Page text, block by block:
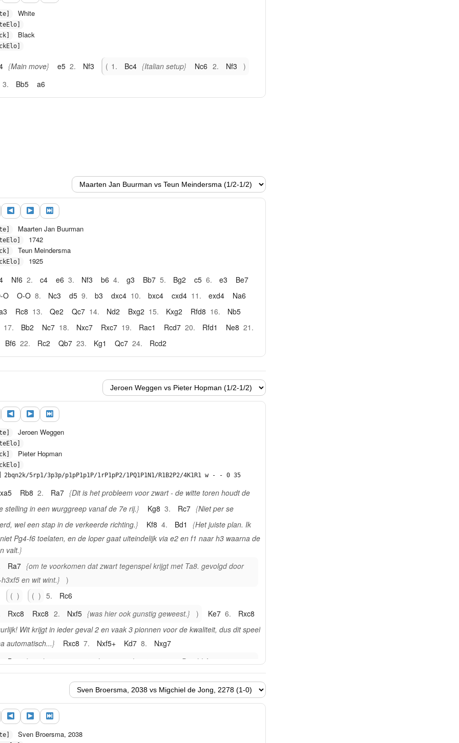
White
Black
Main move e5 2. Nf3 1. Bc4 Italian setup Nc6 2.
Nf3
3. Bb5 a6
Maarten Jan Buurman
1742
Teun Meindersma
1925
Nf6 2. c4 e6 3. Nf3 b6 4. g3 Bb7 5. Bg2 c5 6. e3
Be7
O O-O 8. Nc3 d5 9. b3 dxc4 10. bxc4 cxd4 11. exd4
Na6
Rc8 13. Qe2 Qc7 14. Nd2 Bxg2 15. Kxg2 Rfd8 16.
Nb5
17. Bb2 Nc7 18. Nxc7 Rxc7 19. Rac1 Rcd7 20. Rfd1 Ne8 21.
Bf6 22. Rc2 Qb7 23. Kg1 Qc7 24. Rcd2
Jeroen Weggen
Pieter Hopman
2bqn2k/5rp1/3p3p/p1pP1p1P/1rP1pP2/1PQ1P1N1/R1B2P2/4K1R1 w - - 0 35
Rb8 2. Ra7
Dit is het probleem voor zwart - de witte toren houdt de
stelling in een wurggreep vanaf de 7e rij.
Kg8 3. Rc7
Niet per se
wel een stap in de verkeerde richting.
Kf8 4. Bd1
Het juiste plan. Ik
Pg4-f6 toelaten, en de loper gaat uiteindelijk via e2 en f1 naar h3 waarna de
valt.
Ra7
om te voorkomen dat zwart tegenspel krijgt met Ta8. gevolgd door
en wit wint.
5.
Rc6
Rxc8 Rxc8 2. Nxf5 was hier ook gunstig geweest. Ke7 6.
Rxc8
Wit krijgt in ieder geval 2 en vaak 3 pionnen voor de kwaliteit, dus dit speel
automatisch...
Rxc8 7. Nxf5+ Kd7 8.
Nxg7
Bc2
was beter geweest - de g7-pion loopt niet weg. Dan blijft zwart een
passiever in vergelijking met de partij.
Wit heeft 3 pionnen voor de kwal, maar de zwarte toren is te actief.
9.
Rxf4
En remise. Zwart parkeert de toren op de 3e rij waarna wit nooit op
manier b3-b4 kan spelen.
Sven Broersma, 2038